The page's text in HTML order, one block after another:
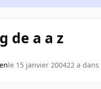
de a a z
le 15 janvier 200422 a dans